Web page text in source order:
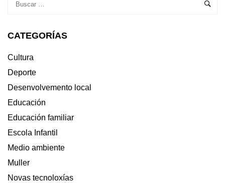
CATEGORÍAS
Cultura
Deporte
Desenvolvemento local
Educación
Educación familiar
Escola Infantil
Medio ambiente
Muller
Novas tecnoloxías